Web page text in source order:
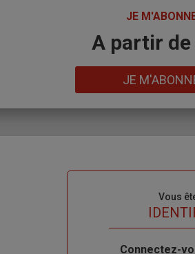
JE
A partir de
JE
Vous
Body
Connectez-